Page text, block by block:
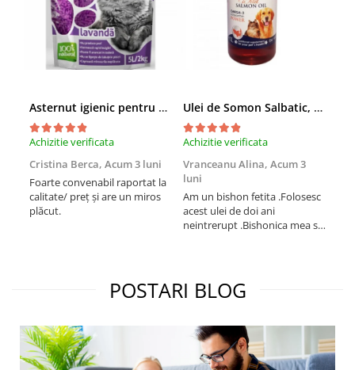
Asternut igienic pentru pisici Tofu Lavanda, Mon Petit 5 l
Achizitie verificata
Cristina Berca, Acum 3 luni
Foarte convenabil raportat la
calitate/ preț și are un miros
plăcut.
Ulei de Somon Salbatic, câini și pisici, piele si blană, BEST4PETS, 1l
Achizitie verificata
Vranceanu Alina, Acum 3
luni
Am un bishon fetita .Folosesc
acest ulei de doi ani
neintrerupt .Bishonica mea se
treia comanda recomand cu
mult drag !
POSTARI BLOG